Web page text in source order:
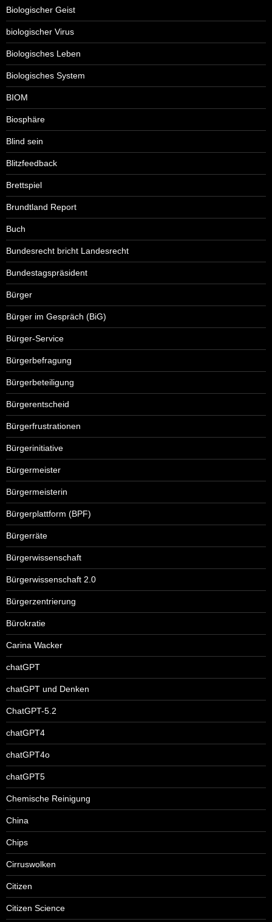
Biologischer Geist
biologischer Virus
Biologisches Leben
Biologisches System
BIOM
Biosphäre
Blind sein
Blitzfeedback
Brettspiel
Brundtland Report
Buch
Bundesrecht bricht Landesrecht
Bundestagspräsident
Bürger
Bürger im Gespräch (BiG)
Bürger-Service
Bürgerbefragung
Bürgerbeteiligung
Bürgerentscheid
Bürgerfrustrationen
Bürgerinitiative
Bürgermeister
Bürgermeisterin
Bürgerplattform (BPF)
Bürgerräte
Bürgerwissenschaft
Bürgerwissenschaft 2.0
Bürgerzentrierung
Bürokratie
Carina Wacker
chatGPT
chatGPT und Denken
ChatGPT-5.2
chatGPT4
chatGPT4o
chatGPT5
Chemische Reinigung
China
Chips
Cirruswolken
Citizen
Citizen Science